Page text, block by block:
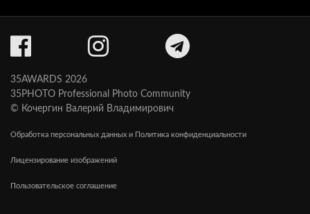
35AWARDS 2026
35PHOTO Professional Photo Community
© Кочергин Валерий Владимирович
Обработка персональных данных и Политика конфиденциальности
Лицензирование изображений
Пользовательское соглашение